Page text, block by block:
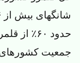
حدود ۶۰٪